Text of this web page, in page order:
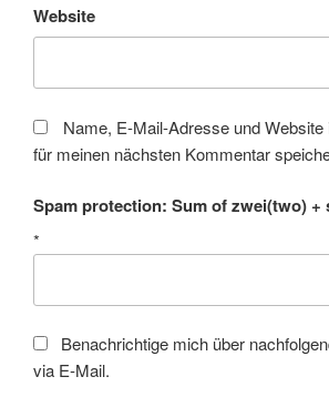
Website
Name, E-Mail-Adresse und
für meinen nächsten Kommentar
Spam protection: Sum of zwei(two) +
*
Benachrichtige mich über
via E-Mail.